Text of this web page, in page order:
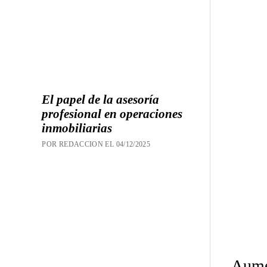
El papel de la asesoría
profesional en operaciones
inmobiliarias
POR REDACCION EL 04/12/2025